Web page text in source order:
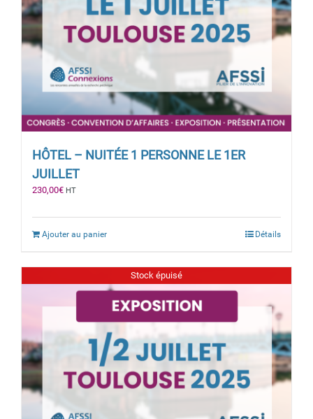
HÔTEL – NUITÉE 1 PERSONNE LE 1ER
JUILLET
230,00€ HT
Ajouter au panier Détails
Stock épuisé